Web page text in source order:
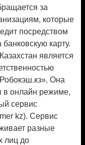
за
которые
посредством
карту.
является
Она
в онлайн режиме,
сервис
kz). Сервис
разные
лиц до